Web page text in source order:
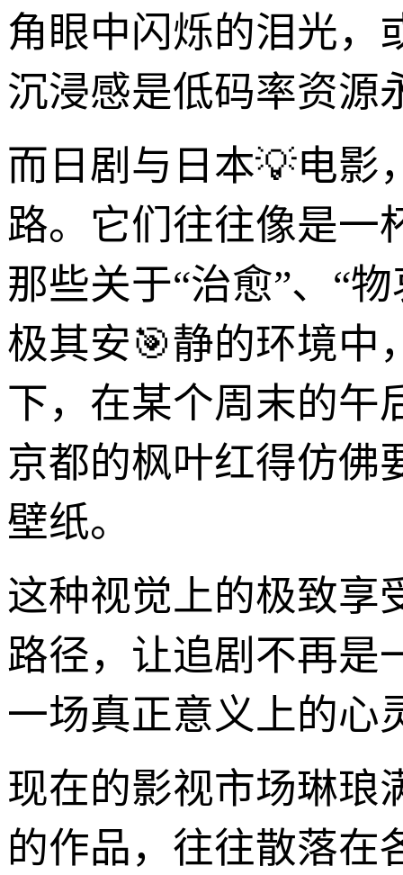
角眼中闪烁的泪光，
沉浸感是低码率资源
而日剧与日本💡电影
路。它们往往像是一
那些关于“治愈”、“
极其安🎯静的环境中
下，在某个周末的午
京都的枫叶红得仿佛
壁纸。
这种视觉上的极致享
路径，让追剧不再是
一场真正意义上的心
现在的影视市场琳琅
的作品，往往散落在